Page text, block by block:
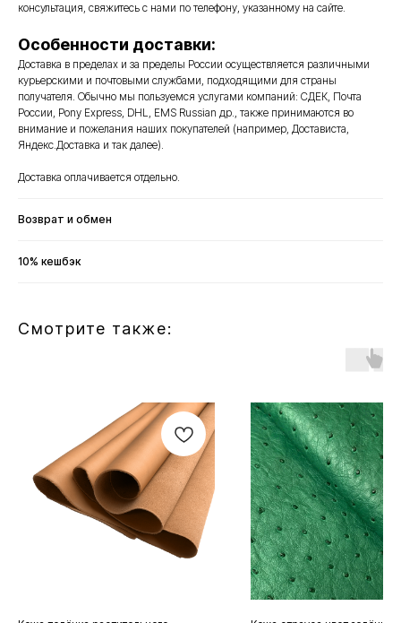
консультация, свяжитесь с нами по телефону, указанному на сайте.
Особенности доставки:
Доставка в пределах и за пределы России осуществляется различными
курьерскими и почтовыми службами, подходящими для страны
получателя. Обычно мы пользуемся услугами компаний: СДЕК, Почта
России, Pony Express, DHL, EMS Russian др., также принимаются во
внимание и пожелания наших покупателей (например, Достависта,
Яндекс.Доставка и так далее).
Доставка оплачивается отдельно.
Возврат и обмен
10% кешбэк
Смотрите также: